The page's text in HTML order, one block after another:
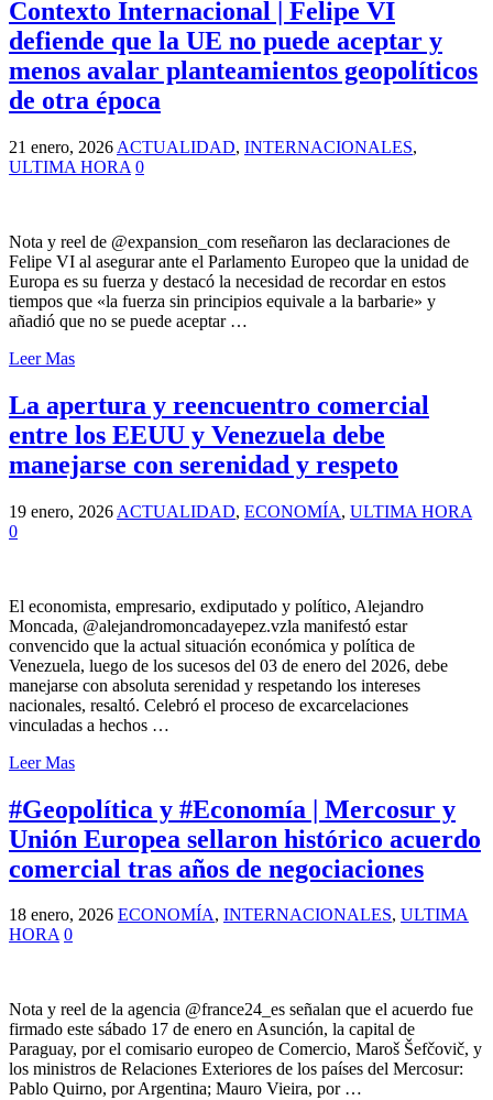
Contexto Internacional | Felipe VI
defiende que la UE no puede aceptar y
menos avalar planteamientos geopolíticos
de otra época
21 enero, 2026 ACTUALIDAD, INTERNACIONALES,
ULTIMA HORA 0
Nota y reel de @expansion_com reseñaron las declaraciones de
Felipe VI al asegurar ante el Parlamento Europeo que la unidad de
Europa es su fuerza y destacó la necesidad de recordar en estos
tiempos que «la fuerza sin principios equivale a la barbarie» y
añadió que no se puede aceptar …
Leer Mas
La apertura y reencuentro comercial
entre los EEUU y Venezuela debe
manejarse con serenidad y respeto
19 enero, 2026 ACTUALIDAD, ECONOMÍA, ULTIMA HORA
0
El economista, empresario, exdiputado y político, Alejandro
Moncada, @alejandromoncadayepez.vzla manifestó estar
convencido que la actual situación económica y política de
Venezuela, luego de los sucesos del 03 de enero del 2026, debe
manejarse con absoluta serenidad y respetando los intereses
nacionales, resaltó. Celebró el proceso de excarcelaciones
vinculadas a hechos …
Leer Mas
#Geopolítica y #Economía | Mercosur y
Unión Europea sellaron histórico acuerdo
comercial tras años de negociaciones
18 enero, 2026 ECONOMÍA, INTERNACIONALES, ULTIMA
HORA 0
Nota y reel de la agencia @france24_es señalan que el acuerdo fue
firmado este sábado 17 de enero en Asunción, la capital de
Paraguay, por el comisario europeo de Comercio, Maroš Šefčovič, y
los ministros de Relaciones Exteriores de los países del Mercosur:
Pablo Quirno, por Argentina; Mauro Vieira, por …